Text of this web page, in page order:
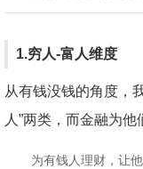
1.穷人-富人维度
从有钱没钱的角度，
人”两类，而金融为他
为有钱人理财，让